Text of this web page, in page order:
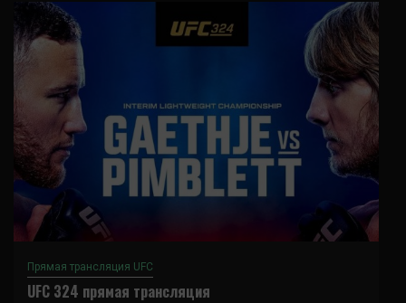
Прямая трансляция UFC
UFC 324 прямая трансляция